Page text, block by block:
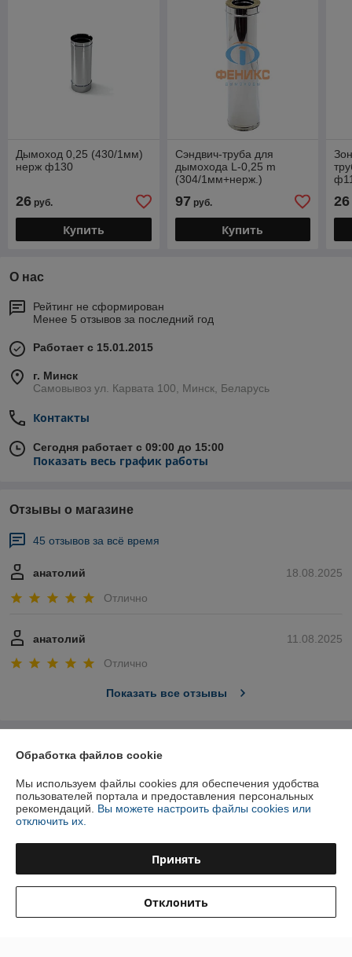
Дымоход 0,25 (430/1мм)
нерж ф130
26 руб.
Купить
Сэндвич-труба для
дымохода L-0,25 m
(304/1мм+нерж.)
97 руб.
Купить
26
О нас
Рейтинг не сформирован
Менее 5 отзывов за последний год
Работает с 15.01.2015
г. Минск
Самовывоз ул. Карвата 100, Минск, Беларусь
Контакты
Сегодня работает с 09:00 до 15:00
Показать весь график работы
Отзывы о магазине
45 отзывов за всё время
18.08.2025
анатолий
Отлично
11.08.2025
анатолий
Отлично
Показать все отзывы
Контакты
Доставка и оплата
Обработка файлов cookie
Мы используем файлы cookies для обеспечения удобства
пользователей портала и предоставления персональных
рекомендаций. Вы можете настроить файлы cookies или
отключить их.
Принять
Отклонить